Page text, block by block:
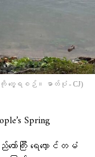
ကို တွေ့ရစဉ်။ ဓာတ်ပုံ - CJ)
Spring
ကြီး ရေလှောင်တမံ